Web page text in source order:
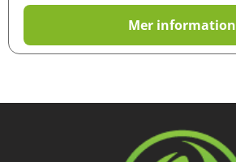
Mer information